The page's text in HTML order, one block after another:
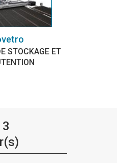
STOCKAGE ET